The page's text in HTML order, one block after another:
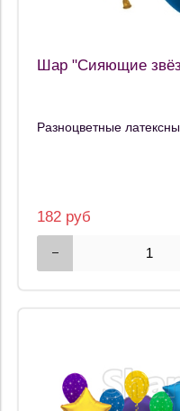
Шар "Сияющие
Разноцветные
182 руб